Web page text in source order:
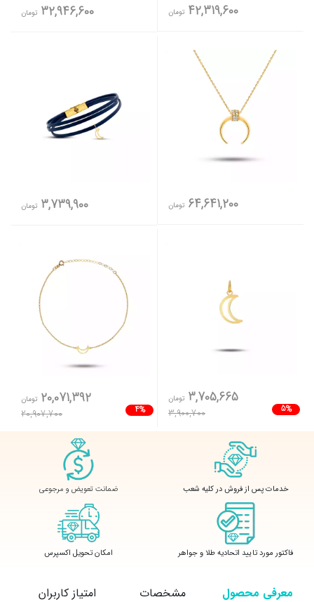
42,319,600 تومان 32,946,600 تومان
64,641,200 تومان 3,739,900 تومان
5%
3,705,665 تومان
3,900,700
4%
20,071,392 تومان
20,907,700
خدمات پس از فروش در کلیه شعب ضمانت تعویض و مرجوعی
فاکتور مورد تایید اتحادیه طلا و جواهر امکان تحویل اکسپرس
معرفی محصول مشخصات امتیاز کاربران